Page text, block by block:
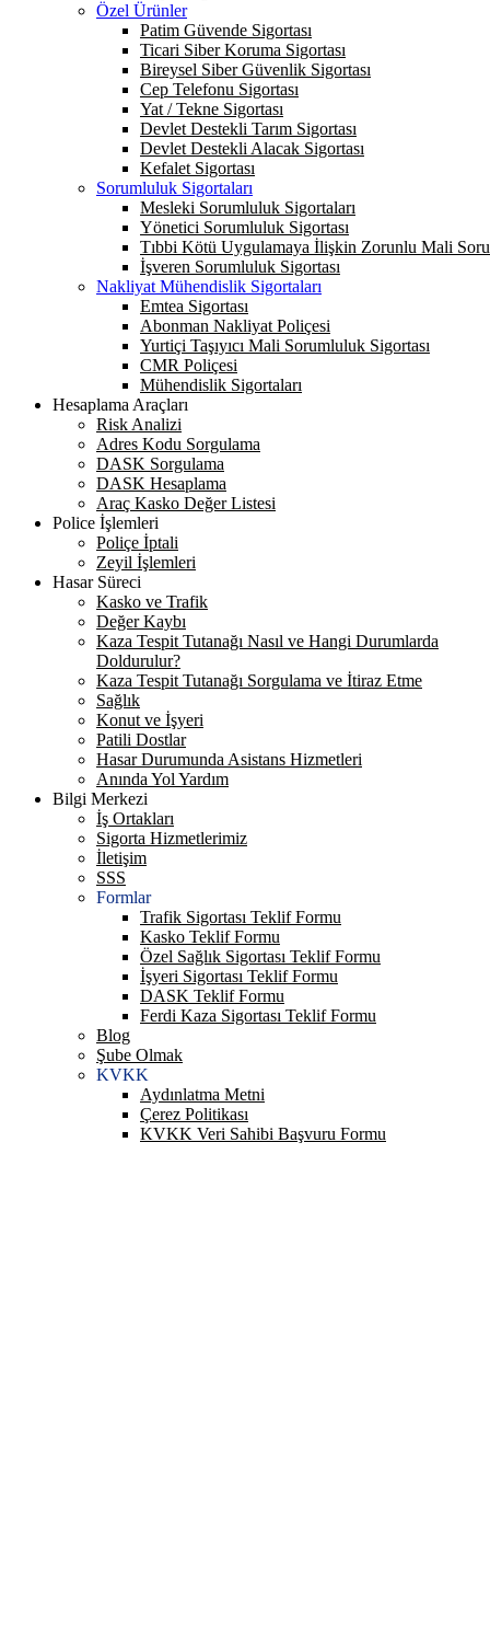
Özel Ürünler
Patim Güvende Sigortası
Ticari Siber Koruma Sigortası
Bireysel Siber Güvenlik Sigortası
Cep Telefonu Sigortası
Yat / Tekne Sigortası
Devlet Destekli Tarım Sigortası
Devlet Destekli Alacak Sigortası
Kefalet Sigortası
Sorumluluk Sigortaları
Mesleki Sorumluluk Sigortaları
Yönetici Sorumluluk Sigortası
Tıbbi Kötü Uygulamaya İlişkin Zorunlu Mali
İşveren Sorumluluk Sigortası
Nakliyat Mühendislik Sigortaları
Emtea Sigortası
Abonman Nakliyat Poliçesi
Yurtiçi Taşıyıcı Mali Sorumluluk Sigortası
CMR Poliçesi
Mühendislik Sigortaları
Hesaplama Araçları
Risk Analizi
Adres Kodu Sorgulama
DASK Sorgulama
DASK Hesaplama
Araç Kasko Değer Listesi
Police İşlemleri
Poliçe İptali
Zeyil İşlemleri
Hasar Süreci
Kasko ve Trafik
Değer Kaybı
Kaza Tespit Tutanağı Nasıl ve Hangi Durumlarda
Doldurulur?
Kaza Tespit Tutanağı Sorgulama ve İtiraz Etme
Sağlık
Konut ve İşyeri
Patili Dostlar
Hasar Durumunda Asistans Hizmetleri
Anında Yol Yardım
Bilgi Merkezi
İş Ortakları
Sigorta Hizmetlerimiz
İletişim
SSS
Formlar
Trafik Sigortası Teklif Formu
Kasko Teklif Formu
Özel Sağlık Sigortası Teklif Formu
İşyeri Sigortası Teklif Formu
DASK Teklif Formu
Ferdi Kaza Sigortası Teklif Formu
Blog
Şube Olmak
KVKK
Aydınlatma Metni
Çerez Politikası
KVKK Veri Sahibi Başvuru Formu